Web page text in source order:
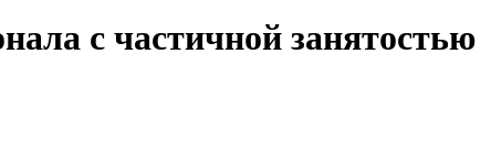
с частичной занятостью